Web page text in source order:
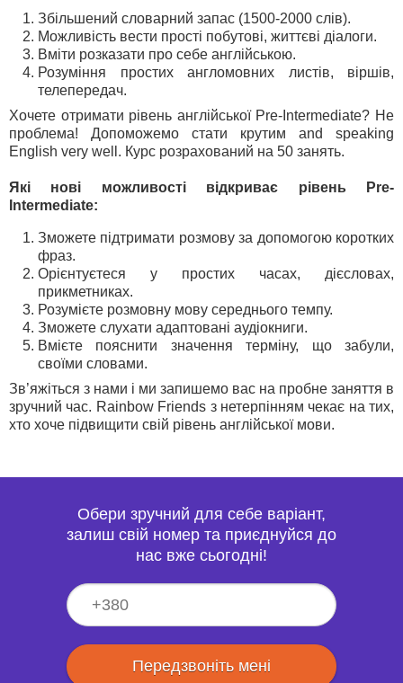
Збільшений словарний запас (1500-2000 слів).
Можливість вести прості побутові, життєві діалоги.
Вміти розказати про себе англійською.
Розуміння простих англомовних листів, віршів,
телепередач.
Хочете отримати рівень англійської Pre-Intermediate? Не
проблема! Допоможемо стати крутим and speaking
English very well. Курс розрахований на 50 занять.
Які нові можливості відкриває рівень Pre-
Intermediate:
Зможете підтримати розмову за допомогою коротких
фраз.
Орієнтуєтеся у простих часах, дієсловах,
прикметниках.
Розумієте розмовну мову середнього темпу.
Зможете слухати адаптовані аудіокниги.
Вмієте пояснити значення терміну, що забули,
своїми словами.
Зв’яжіться з нами і ми запишемо вас на пробне заняття в
зручний час. Rainbow Friends з нетерпінням чекає на тих,
хто хоче підвищити свій рівень англійської мови.
Обери зручний для себе варіант,
залиш свій номер та приєднуйся до
нас вже сьогодні!